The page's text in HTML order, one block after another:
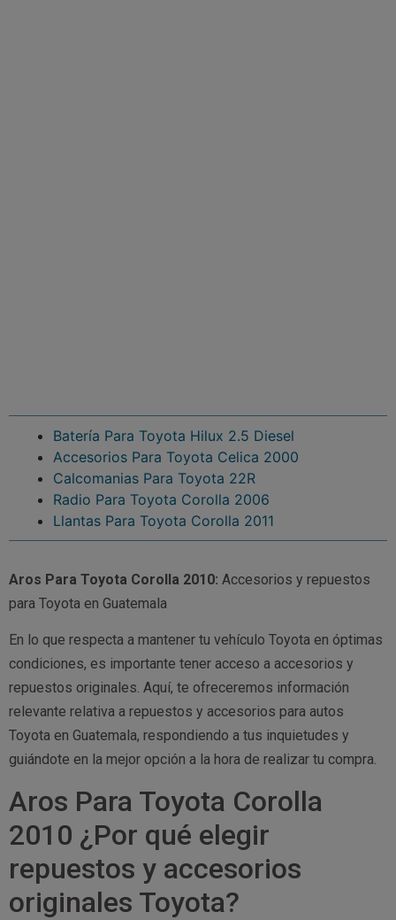
Batería Para Toyota Hilux 2.5 Diesel
Accesorios Para Toyota Celica 2000
Calcomanias Para Toyota 22R
Radio Para Toyota Corolla 2006
Llantas Para Toyota Corolla 2011
Aros Para Toyota Corolla 2010: Accesorios y repuestos
para Toyota en Guatemala
En lo que respecta a mantener tu vehículo Toyota en óptimas
condiciones, es importante tener acceso a accesorios y
repuestos originales. Aquí, te ofreceremos información
relevante relativa a repuestos y accesorios para autos
Toyota en Guatemala, respondiendo a tus inquietudes y
guiándote en la mejor opción a la hora de realizar tu compra.
Aros Para Toyota Corolla
2010 ¿Por qué elegir
repuestos y accesorios
originales Toyota?